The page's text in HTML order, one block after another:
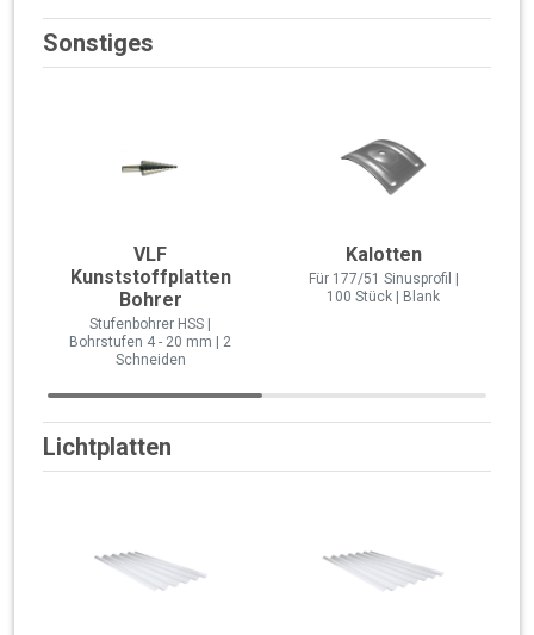
Sonstiges
VLF
Kunststoffplatten
Bohrer
Stufenbohrer HSS |
Bohrstufen 4 - 20 mm | 2
Schneiden
Kalotten
Für 177/51 Sinusprofil |
100 Stück | Blank
Lichtplatten